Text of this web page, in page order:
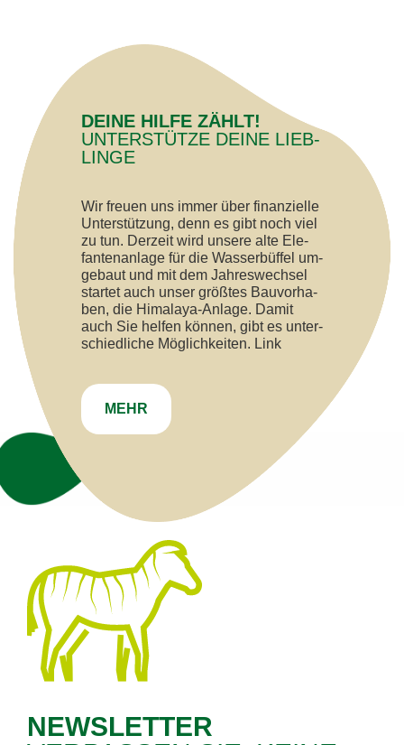
DEI­NE HIL­FE ZÄHLT!
UN­TER­STÜT­ZE DEI­NE LIEB­
LIN­GE
Wir freu­en uns im­mer über fi­nan­zi­el­le
Un­ter­stüt­zung, denn es gibt noch viel
zu tun. Der­zeit wird un­se­re alte Ele­
fan­ten­an­la­ge für die Was­ser­büf­fel um­
ge­baut und mit dem Jah­res­wech­sel
star­tet auch un­ser größ­tes Bau­vor­ha­
ben, die Hi­ma­la­ya-An­la­ge. Da­mit
auch Sie hel­fen kön­nen, gibt es un­ter­
schied­li­che Mög­lich­kei­ten. Link
MEHR
NEWS­LET­TER